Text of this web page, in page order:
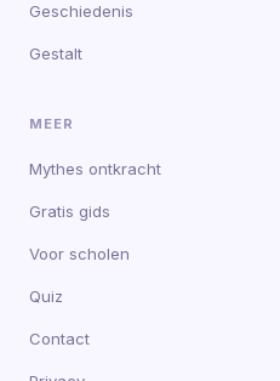
Geschiedenis
Gestalt
MEER
Mythes ontkracht
Gratis gids
Voor scholen
Quiz
Contact